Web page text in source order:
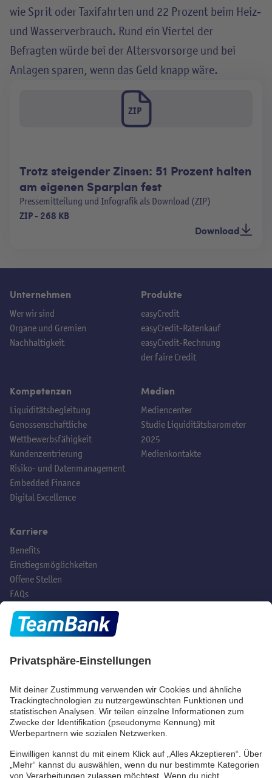
wie Sprit oder Taxifahrten und 22 Prozent beim Heiz-
und Wasserverbrauch. Rund ein Viertel der
Befragten würde bei der Altersvorsorge und bei
Anlagen sparen, wenn das Geld knapp wäre.
ZIP
Trotz steigender Zinsen: 51 Prozent halten
am eigenen Sparplan fest
Pressemitteilung und Infografik als Download (ZIP)
ZIP- 268 KB
Download
Unternehmen
Wer wir sind
Organe und Gremien
Nachhaltigkeit
Produkte
easyCredit
easyCredit-Ratenkauf
easyCredit-Rechnung
der faire Credit
Kompetenzen
Liquiditätsbegleitung
Genossenschaftliche
Wettbewerbsfähigkeit
Kundenzentrierung
Risiko- und Datenmanagement
Embedded Finance
Digital Excellence
Medien
Mediencenter
Studie Liquiditätsbarometer
2025
Medienkontakte
Karriere
Benefits
Einstiegsmöglichkeiten
Offene Stellen
FAQs
Hast du noch Fragen?
Beuthener Str. 25
Telefon:+49 (0) 911/53 90-
2000
E-Mail:info@teambank.de
Beschwerde
Datenschutz